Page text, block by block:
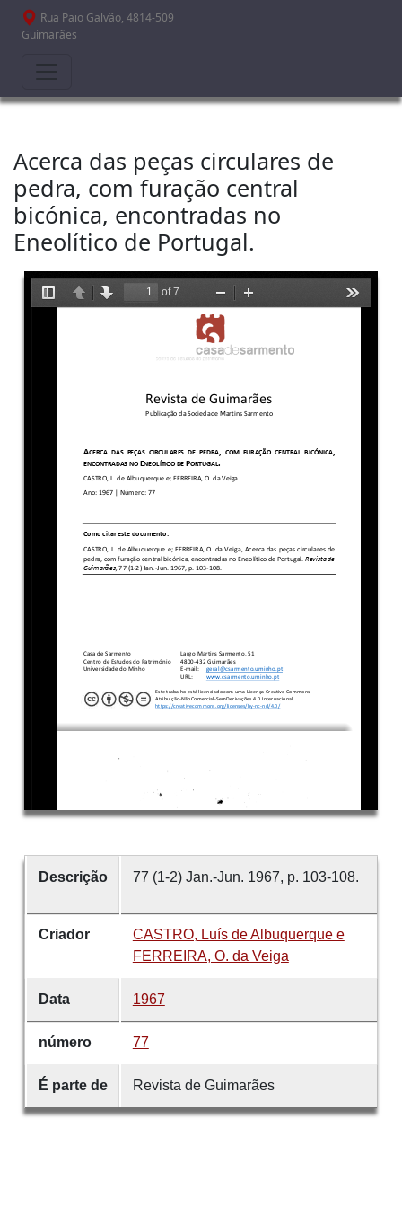
Passar para o conteúdo principal
Rua Paio Galvão, 4814-509
Guimarães
Acerca das peças circulares de
pedra, com furação central
bicónica, encontradas no
Eneolítico de Portugal.
Descrição 77 (1-2) Jan.-Jun. 1967, p. 103-108.
Criador
CASTRO, Luís de Albuquerque e
FERREIRA, O. da Veiga
Data 1967
número 77
É parte de Revista de Guimarães